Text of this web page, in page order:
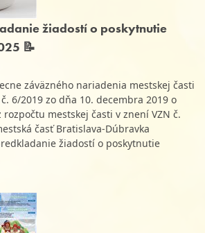
žiadostí o poskytnutie
📝
záväzného nariadenia mestskej časti
6/2019 zo dňa 10. decembra 2019 o
mestskej časti v znení VZN č.
časť Bratislava-Dúbravka
žiadostí o poskytnutie